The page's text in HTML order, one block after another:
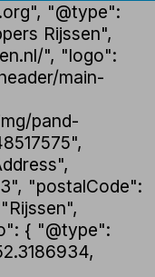
"@type":
Rijssen",
", "logo":
main-
pand-
"postalCode":
{ "@type":